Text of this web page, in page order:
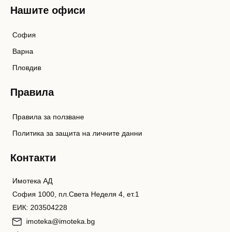
Нашите офиси
София
Варна
Пловдив
Правила
Правила за ползване
Политика за защита на личните данни
Контакти
Имотека АД
София 1000, пл.Света Неделя 4, ет.1
ЕИК: 203504228
imoteka@imoteka.bg